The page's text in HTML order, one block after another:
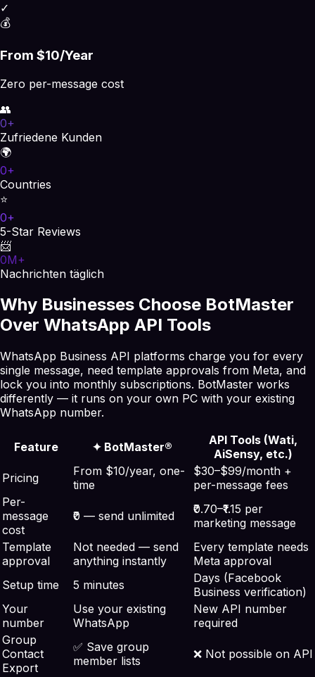
✓
💰
From $10/Year
Zero per-message cost
👥
0+
Zufriedene Kunden
🌍
0+
Countries
⭐
0+
5-Star Reviews
📨
0M+
Nachrichten täglich
Why Businesses Choose BotMaster
Over WhatsApp API Tools
WhatsApp Business API platforms charge you for every
single message, need template approvals from Meta, and
lock you into monthly subscriptions. BotMaster works
differently — it runs on your own PC with your existing
WhatsApp number.
Feature ✦ BotMaster®
API Tools (Wati,
AiSensy, etc.)
Pricing
From $10/year, one-
time
$30–$99/month +
per-message fees
Per-
message
cost
₹0 — send unlimited
₹0.70–₹1.15 per
marketing message
Template
approval
Not needed — send
anything instantly
Every template needs
Meta approval
Setup time
5 minutes
Days (Facebook
Business verification)
Your
number
Use your existing
WhatsApp
New API number
required
Group
Contact
Export
✅ Save group
member lists
❌ Not possible on API